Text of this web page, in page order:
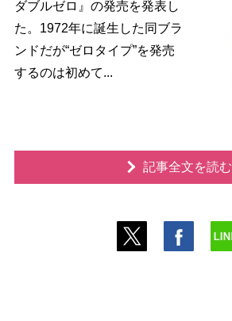
ダブルゼロ』の発売を発表し
た。1972年に誕生した同ブラ
ンドだが“ゼロタイプ”を発売
するのは初めて...
記事全文を読む